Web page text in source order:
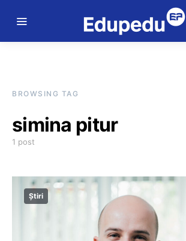
BROWSING TAG
simina pitur
1 post
Știri